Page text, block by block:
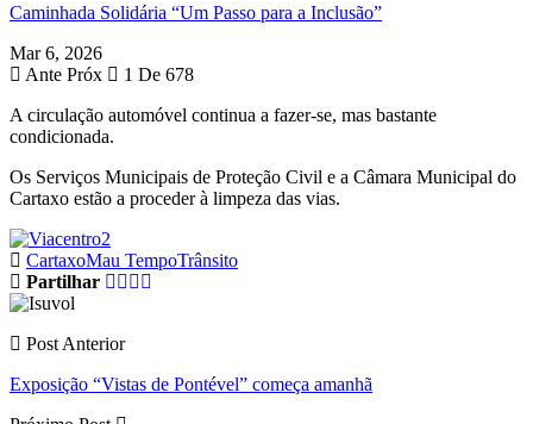
Caminhada Solidária “Um Passo para a Inclusão”
Mar 6, 2026
Ante Próx
1 De 678
A circulação automóvel continua a fazer-se, mas bastante
condicionada.
Os Serviços Municipais de Proteção Civil e a Câmara Municipal do
Cartaxo estão a proceder à limpeza das vias.
CartaxoMau TempoTrânsito
Partilhar
Post Anterior
Exposição “Vistas de Pontével” começa amanhã